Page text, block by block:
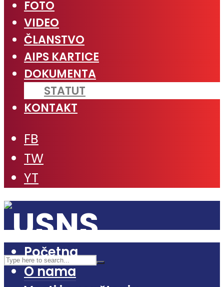
FOTO
VIDEO
ČLANSTVO
AIPS KARTICE
DOKUMENTA
STATUT
KONTAKT
FB
TW
YT
Početna
O nama